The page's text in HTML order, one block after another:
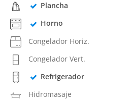
Plancha
Horno
Congelador Horiz.
Congelador Vert.
Refrigerador
Hidromasaje